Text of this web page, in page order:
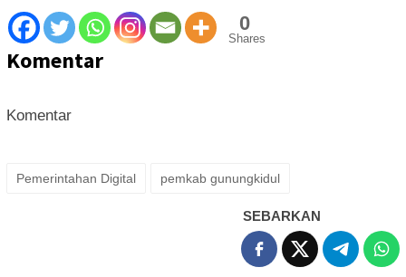
0
Shares
Komentar
Komentar
Pemerintahan Digital pemkab gunungkidul
SEBARKAN